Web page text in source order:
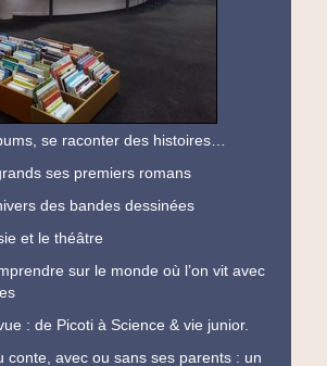
se raconter des histoires…
ses premiers romans
des bandes dessinées
et le théâtre
sur le monde où l’on vit avec
: de Picoti à Science & vie junior.
conte, avec ou sans ses parents : un